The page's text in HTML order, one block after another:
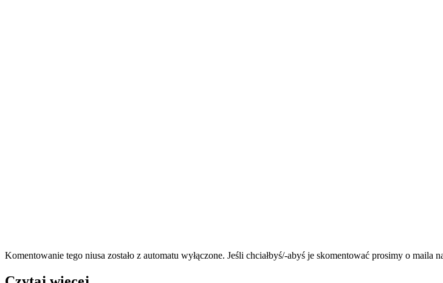
Komentowanie tego niusa zostało z automatu wyłączone. Jeśli chciałbyś/-abyś je skomentować prosimy o maila